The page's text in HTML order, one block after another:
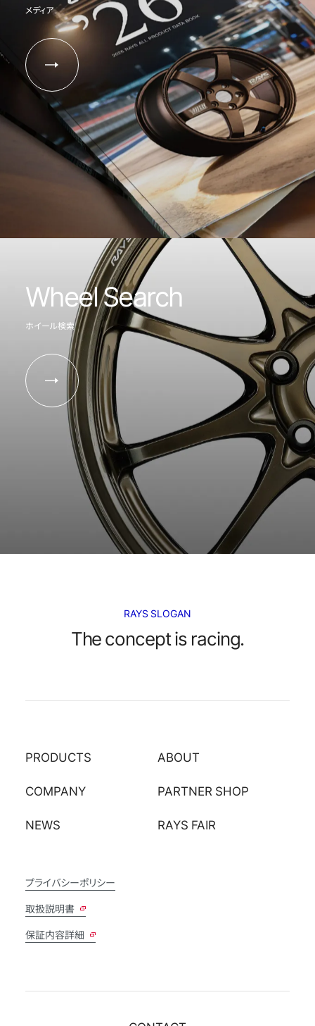
メディア
Wheel Search
ホイール検索
RAYS SLOGAN
The concept is racing.
PRODUCTS ABOUT
COMPANY PARTNER SHOP
NEWS RAYS FAIR
プライバシーポリシー
取扱説明書
保証内容詳細